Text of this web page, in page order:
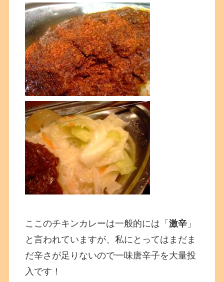
ここのチキンカレーは一般的には「激辛 」
と言われていますが、私にとってはまだま
だ辛さが足りないので一味唐辛子を大量投
入です！